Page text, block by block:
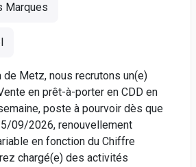
Marques
de Metz, nous recrutons un(e)
en prêt-à-porter en CDD en
poste à pourvoir dès que
09/2026, renouvellement
en fonction du Chiffre
chargé(e) des activités